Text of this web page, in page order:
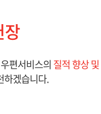
장
편서비스의 질적 향상
하겠습니다.